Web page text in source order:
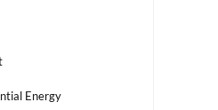
Energy